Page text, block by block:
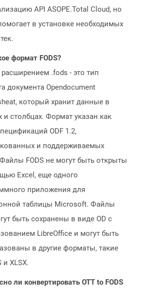
API ASOPE.Total Cloud, но
в установке необходимых
формат FODS?
.fods - это тип
документа Opendocument
который хранит данные в
и столбцах. Формат указан как
ODF 1.2,
и поддерживаемых
FODS не могут быть открыты
Excel, еще одного
приложения для
таблицы Microsoft. Файлы
быть сохранены в виде OD с
LibreOffice и могут быть
в другие форматы, такие
и XLSX.
ли конвертировать OTT to FODS